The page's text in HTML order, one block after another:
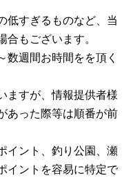
低すぎるものなど、当
もございます。
週間お時間をを頂く
ますが、情報提供者様
あった際等は順番が前
イント、釣り公園、瀬
イントを容易に特定で